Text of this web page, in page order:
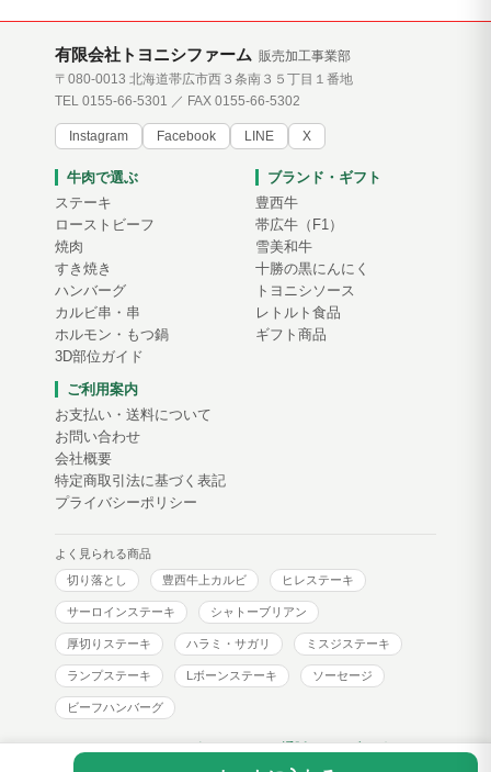
有限会社トヨニシファーム 販売加工事業部
〒080-0013 北海道帯広市西３条南３５丁目１番地
TEL 0155-66-5301 ／ FAX 0155-66-5302
Instagram Facebook LINE X
牛肉で選ぶ
ステーキ
ローストビーフ
焼肉
すき焼き
ハンバーグ
カルビ串・串
ホルモン・もつ鍋
3D部位ガイド
ブランド・ギフト
豊西牛
帯広牛（F1）
雪美和牛
十勝の黒にんにく
トヨニシソース
レトルト食品
ギフト商品
ご利用案内
お支払い・送料について
お問い合わせ
会社概要
特定商取引法に基づく表記
プライバシーポリシー
よく見られる商品
切り落とし
豊西牛上カルビ ヒレステーキ
サーロインステーキ シャトーブリアン
厚切りステーキ ハラミ・サガリ ミスジステーキ
ランプステーキ Lボーンステーキ ソーセージ
ビーフハンバーグ
トヨニシファーム コーポレートサイト通販サイトブログ